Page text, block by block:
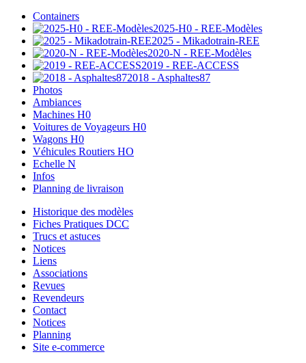
Containers
2025-H0 - REE-Modèles
2025 - Mikadotrain-REE
2020-N - REE-Modèles
2019 - REE-ACCESS
2018 - Asphaltes87
Photos
Ambiances
Machines H0
Voitures de Voyageurs H0
Wagons H0
Véhicules Routiers HO
Echelle N
Infos
Planning de livraison
Historique des modèles
Fiches Pratiques DCC
Trucs et astuces
Notices
Liens
Associations
Revues
Revendeurs
Contact
Notices
Planning
Site e-commerce